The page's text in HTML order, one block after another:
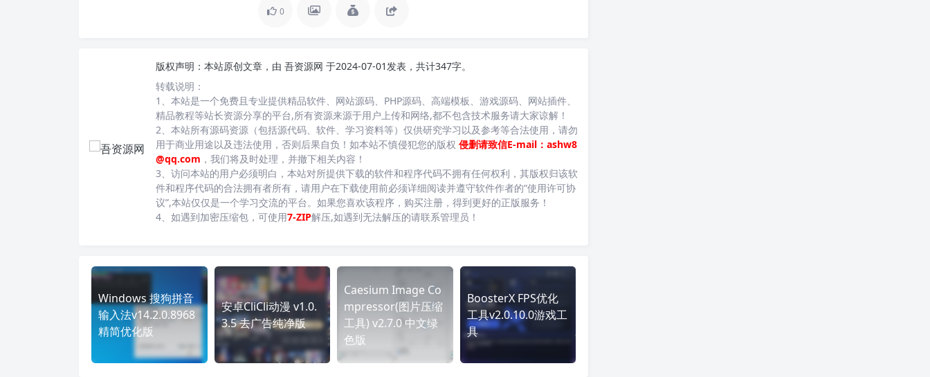
0
版权声明： 本站原创文章，由 吾资源网 于2024-07-01发表，共计347字。
转载说明：
1、本站是一个免费且专业提供精品软件、网站源码、PHP源码、高端模板、游戏源码、网站插件、
精品教程等站长资源分享的平台,所有资源来源于用户上传和网络,都不包含技术服务请大家谅解！
2、本站所有源码资源（包括源代码、软件、学习资料等）仅供研究学习以及参考等合法使用，请勿
用于商业用途以及违法使用，否则后果自负！如本站不慎侵犯您的版权 侵删请致信E-mail：ashw8
@qq.com ，我们将及时处理，并撤下相关内容！
3、访问本站的用户必须明白，本站对所提供下载的软件和程序代码不拥有任何权利，其版权归该软
件和程序代码的合法拥有者所有，请用户在下载使用前必须详细阅读并遵守软件作者的“使用许可协
议”,本站仅仅是一个学习交流的平台。如果您喜欢该程序，购买注册，得到更好的正版服务！
4、如遇到加密压缩包，可使用7-ZIP解压,如遇到无法解压的请联系管理员！
Windows 搜狗拼音
输入法v14.2.0.8968
精简优化版
安卓CliCli动漫 v1.0.
3.5 去广告纯净版
Caesium Image Co
mpressor(图片压缩
工具) v2.7.0 中文绿
色版
BoosterX FPS优化
工具v2.0.10.0游戏工
具